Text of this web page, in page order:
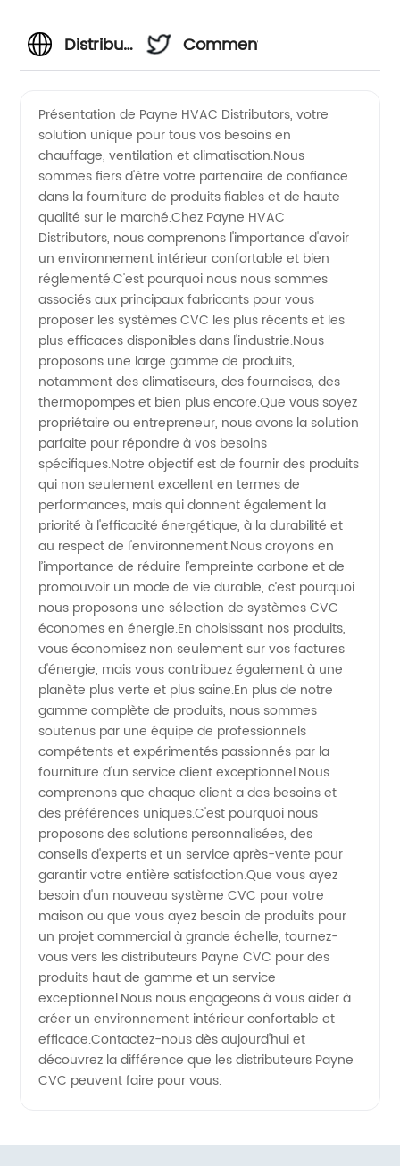
Distributeurs
CVC :
votre
fournisseur
et
exportateur
CVC
fiable
Commentaires
Présentation de Payne HVAC Distributors, votre
solution unique pour tous vos besoins en
chauffage, ventilation et climatisation.Nous
sommes fiers d'être votre partenaire de confiance
dans la fourniture de produits fiables et de haute
qualité sur le marché.Chez Payne HVAC
Distributors, nous comprenons l'importance d'avoir
un environnement intérieur confortable et bien
réglementé.C'est pourquoi nous nous sommes
associés aux principaux fabricants pour vous
proposer les systèmes CVC les plus récents et les
plus efficaces disponibles dans l'industrie.Nous
proposons une large gamme de produits,
notamment des climatiseurs, des fournaises, des
thermopompes et bien plus encore.Que vous soyez
propriétaire ou entrepreneur, nous avons la solution
parfaite pour répondre à vos besoins
spécifiques.Notre objectif est de fournir des produits
qui non seulement excellent en termes de
performances, mais qui donnent également la
priorité à l'efficacité énergétique, à la durabilité et
au respect de l'environnement.Nous croyons en
l’importance de réduire l’empreinte carbone et de
promouvoir un mode de vie durable, c’est pourquoi
nous proposons une sélection de systèmes CVC
économes en énergie.En choisissant nos produits,
vous économisez non seulement sur vos factures
d'énergie, mais vous contribuez également à une
planète plus verte et plus saine.En plus de notre
gamme complète de produits, nous sommes
soutenus par une équipe de professionnels
compétents et expérimentés passionnés par la
fourniture d'un service client exceptionnel.Nous
comprenons que chaque client a des besoins et
des préférences uniques.C'est pourquoi nous
proposons des solutions personnalisées, des
conseils d'experts et un service après-vente pour
garantir votre entière satisfaction.Que vous ayez
besoin d'un nouveau système CVC pour votre
maison ou que vous ayez besoin de produits pour
un projet commercial à grande échelle, tournez-
vous vers les distributeurs Payne CVC pour des
produits haut de gamme et un service
exceptionnel.Nous nous engageons à vous aider à
créer un environnement intérieur confortable et
efficace.Contactez-nous dès aujourd'hui et
découvrez la différence que les distributeurs Payne
CVC peuvent faire pour vous.